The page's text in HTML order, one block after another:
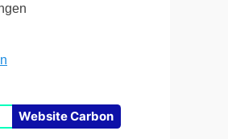
Website Carbon